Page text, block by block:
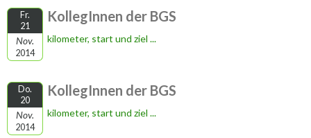
Fr.
21
Nov.
2014
KollegInnen der BGS
kilometer, start und ziel ...
Do.
20
Nov.
2014
KollegInnen der BGS
kilometer, start und ziel ...